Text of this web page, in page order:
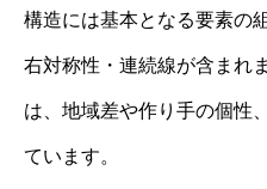
構造には基本となる要素の
右対称性・連続線が含まれ
は、地域差や作り手の個性
ています。